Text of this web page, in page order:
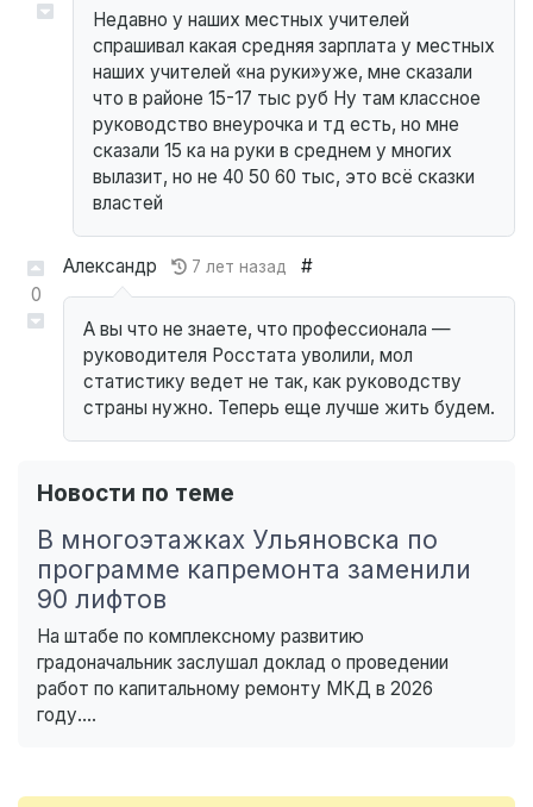
Недавно у наших местных учителей
спрашивал какая средняя зарплата у местных
наших учителей «на руки»уже, мне сказали
что в районе 15-17 тыс руб Ну там классное
руководство внеурочка и тд есть, но мне
сказали 15 ка на руки в среднем у многих
вылазит, но не 40 50 60 тыс, это всё сказки
властей
0
Александр 7 лет назад #
А вы что не знаете, что профессионала —
руководителя Росстата уволили, мол
статистику ведет не так, как руководству
страны нужно. Теперь еще лучше жить будем.
Новости по теме
В многоэтажках Ульяновска по
программе капремонта заменили
90 лифтов
На штабе по комплексному развитию
градоначальник заслушал доклад о проведении
работ по капитальному ремонту МКД в 2026
году....